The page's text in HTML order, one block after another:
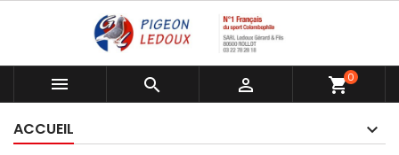
   shopping_cart0
ACCUEIL